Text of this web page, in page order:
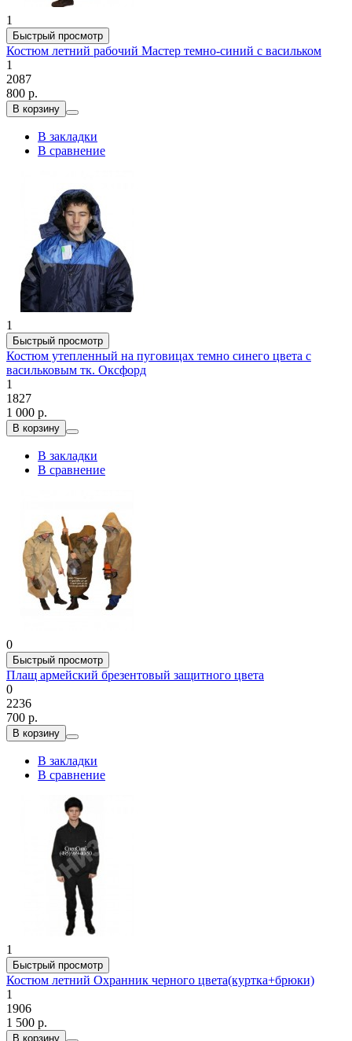
1
Быстрый просмотр
Костюм летний рабочий Мастер темно-синий с васильком
1
2087
800 р.
В корзину
В закладки
В сравнение
1
Быстрый просмотр
Костюм утепленный на пуговицах темно синего цвета с
васильковым тк. Оксфорд
1
1827
1 000 р.
В корзину
В закладки
В сравнение
0
Быстрый просмотр
Плащ армейский брезентовый защитного цвета
0
2236
700 р.
В корзину
В закладки
В сравнение
1
Быстрый просмотр
Костюм летний Охранник черного цвета(куртка+брюки)
1
1906
1 500 р.
В корзину